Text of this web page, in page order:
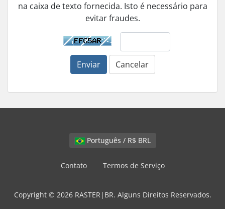
na caixa de texto fornecida. Isto é necessário para
evitar fraudes.
Enviar Cancelar
Português / R$ BRL
Contato Termos de Serviço
Copyright © 2026 RASTER|BR. Alguns Direitos Reservados.